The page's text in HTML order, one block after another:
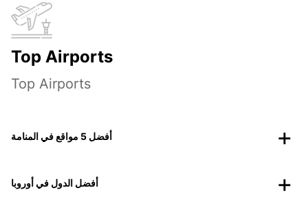
Top Airports
Top Airports
أفضل 5 مواقع في المنامة
أفضل الدول في أوروبا